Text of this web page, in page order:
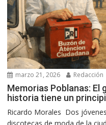
marzo 21, 2026 Redacción
Memorias Poblanas: El
historia tiene un
Ricardo Morales Dos